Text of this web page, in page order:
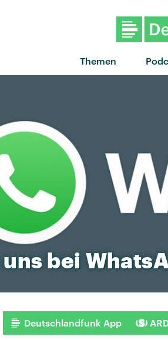
Themen
uns bei
Deutschlandfunk App